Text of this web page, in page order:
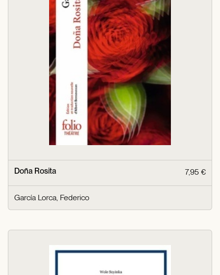
Doña Rosita 7,95 €
García Lorca, Federico